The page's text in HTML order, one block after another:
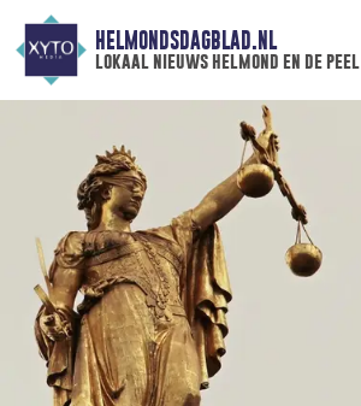
HELMONDSDAGBLAD.NL
lokaal nieuws helmond en de peel